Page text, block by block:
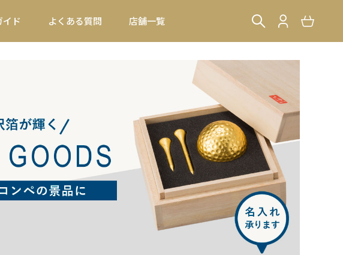
イド よくある質問 店舗一覧